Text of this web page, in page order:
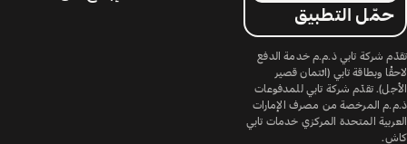
حمّل التطبيق
تقدّم شركة تابي ذ.م.م خدمة الدفع
لاحقًا وبطاقة تابي (ائتمان قصير
الأجل). تقدّم شركة تابي للمدفوعات
ذ.م.م المرخصة من مصرف الإمارات
العربية المتحدة المركزي خدمات تابي
كاش.